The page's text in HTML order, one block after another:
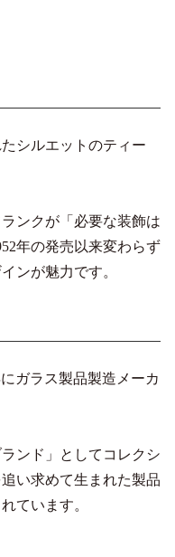
シルエットのティー
ンクが「必要な装飾は
年の発売以来変わらず
ンが魅力です。
ガラス製品製造メーカ
ンド」としてコレクシ
い求めて生まれた製品
ています。